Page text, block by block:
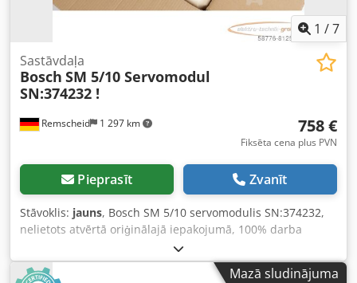
1 /7
Remscheid 1 297 km
Sastāvdaļa
Bosch SM 5/10 Servomodul
SN:374232 !
758 €
Fiksēta cena plus PVN
Pieprasīt Zvanīt
Stāvoklis: jauns, Bosch SM 5/10 servomodulis SN:374232,
nelietots atvērtā oriģinālajā iepakojumā, 100% darba
kārtībā, piegādes komplektācija atbilstoši fotogrāfijām.
Crjdpfx Aji D Uflsgxjf
Mazā sludinājuma